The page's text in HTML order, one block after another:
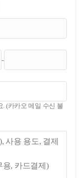
-
. (카카오 메일 수신 불